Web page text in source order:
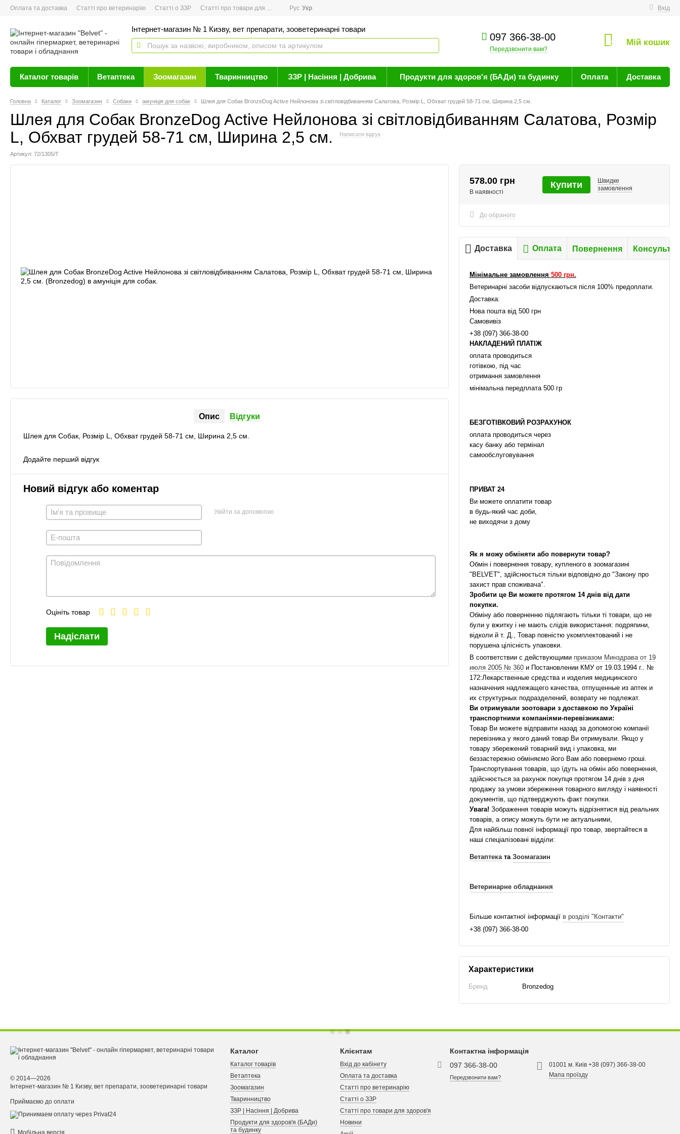
Оплата та доставка Статті про ветеринарію Статті о ЗЗР Статті про товари для здоров'я Новини Вхід
Рус Укр
Інтернет-магазин № 1 Киэву, вет препарати, зооветеринарні товари
097 366-38-00
Передзвонити вам?
0 Мій кошик
Каталог товарів Ветаптека Зоомагазин Тваринництво ЗЗР | Насіння | Добрива Продукти для здоров'я (БАДи) та будинку Оплата Доставка
Головна Каталог Зоомагазин Собаки амуніція для собак Шлея для Собак BronzeDog Active Нейлонова зі світловідбиванням Cалатова, Розмір L, Обхват грудей 58-71 см, Ширина 2,5 см.
Шлея для Собак BronzeDog Active Нейлонова зі світловідбиванням Cалатова, Розмір
L, Обхват грудей 58-71 см, Ширина 2,5 см.
Написати відгук
Артикул: 72/1305/Т
Опис Відгуки
Шлея для Собак, Розмір L, Обхват грудей 58-71 см, Ширина 2,5 см.
Додайте перший відгук
Новий відгук або коментар
Увійти за допомогою
Оцініть товар
Надіслати
578.00 грн
В наявності
Купити
Швидке
замовлення
До обраного
Доставка Оплата Повернення
Мінімальне замовлення 500 грн.
Ветеринарні засоби відпускаються після 100% предоплати.
Доставка:
Нова пошта від 500 грн
Самовивіз
+38 (097) 366-38-00
НАКЛАДЕНИЙ ПЛАТІЖ
оплата проводиться
готівкою, під час
отримання замовлення
мінімальна передплата 500 гр
БЕЗГОТІВКОВИЙ РОЗРАХУНОК
оплата проводиться через
касу банку або термінал
самообслуговування
ПРИВАТ 24
Ви можете оплатити товар
в будь-який час доби,
не виходячи з дому
Як я можу обміняти або повернути товар?
Обмін і повернення товару, купленого в зоомагазині
"BELVET", здійснюється тільки відповідно до "Закону про
захист прав споживача".
Зробити це Ви можете протягом 14 днів від дати
покупки.
Обміну або поверненню підлягають тільки ті товари, що не
були у вжитку і не мають слідів використання: подряпини,
відколи й т. Д., Товар повністю укомплектований і не
порушена цілісність упаковки.
В соответствии с действующими приказом Минздрава от 19
июля 2005 № 360и Постановлении КМУ от 19.03.1994 г.. №
172:Лекарственные средства и изделия медицинского
назначения надлежащего качества, отпущенные из аптек и
их структурных подразделений, возврату не подлежат.
Ви отримували зоотовари з доставкою по Україні
транспортними компаніями-перевізниками:
Товар Ви можете відправити назад за допомогою компанії
перевізника у якого даний товар Ви отримували. Якщо у
товару збережений товарний вид і упаковка, ми
беззастережно обміняємо його Вам або повернемо гроші.
Транспортування товарів, що їдуть на обмін або повернення,
здійснюється за рахунок покупця протягом 14 днів з дня
продажу за умови збереження товарного вигляду і наявності
документів, що підтверджують факт покупки.
Увага! Зображення товарів можуть відрізнятися від реальних
товарів, а опису можуть бути не актуальними,
Для найбільш повної інформації про товар, звертайтеся в
наші спеціалізовані відділи:
Ветаптеката Зоомагазин
Ветеринарне обладнання
Більше контактної інформації в розділі "Контакти"
+38 (097) 366-38-00
Характеристики
Бренд Bronzedog
© 2014—2026
Інтернет-магазин № 1 Киэву, вет препарати, зооветеринарні товари
Приймаємо до оплати
Каталог
Каталог товарів
Ветаптека
Зоомагазин
Тваринництво
ЗЗР | Насіння | Добрива
Продукти для здоров'я (БАДи)
та будинку
Клієнтам
Вхід до кабінету
Оплата та доставка
Статті про ветеринарію
Статті о ЗЗР
Статті про товари для здоров'я
Новини
Контактна інформація
097 366-38-00
Передзвонити вам?
01001 м. Киів +38 (097) 366-38-00
Мапа проїзду